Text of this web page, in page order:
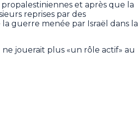
propalestiniennes et après que la
reprises par des
guerre menée par Israël dans la
jouerait plus «un rôle actif» au